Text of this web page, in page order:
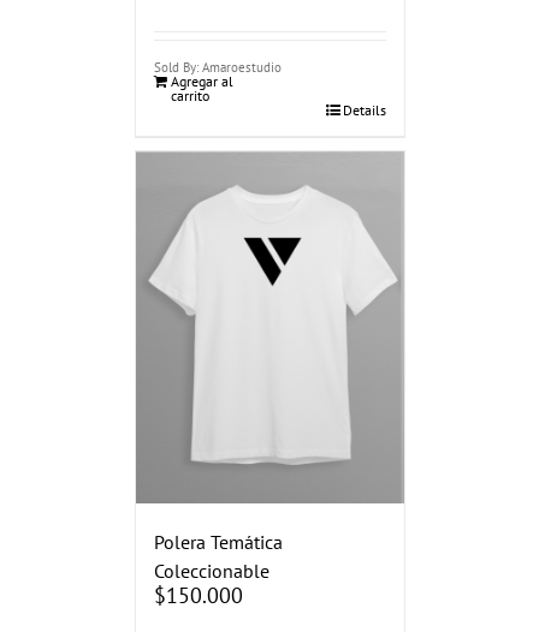
Sold By: Amaroestudio
Agregar al
carrito
Details
Polera Temática
Coleccionable
$150.000